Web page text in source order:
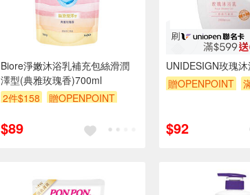
Biore淨嫩沐浴乳補充包絲滑潤
澤型(典雅玫瑰香)700ml
2件$158
贈OPENPOINT
$89
UNIDESIGN玫瑰
贈OPENPOINT
$92